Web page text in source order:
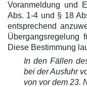
Voranmeldung und
Abs. 1-4 und § 18
entsprechend
Übergangsregelung
Diese Bestimmung
In den Fällen
bei der Ausfuhr
von vor dem 23.